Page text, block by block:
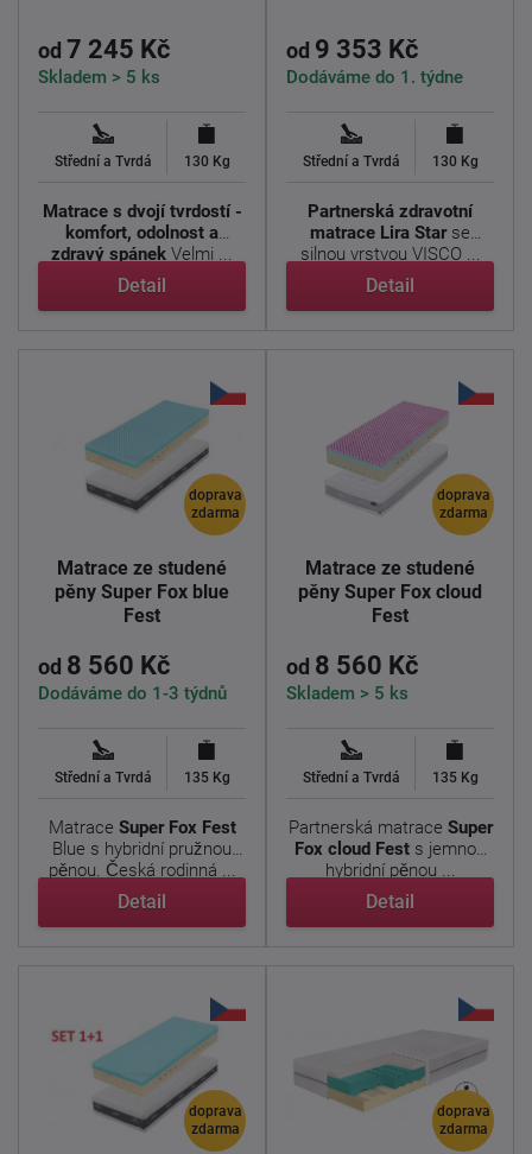
od 7 245 Kč
Skladem > 5 ks
Střední a Tvrdá 130 Kg
Matrace s dvojí tvrdostí -
komfort, odolnost a
zdravý spánek Velmi ...
Detail
od 9 353 Kč
Dodáváme do 1. týdne
Střední a Tvrdá 130 Kg
Partnerská zdravotní
matrace Lira Starse
silnou vrstvou VISCO ...
Detail
doprava
zdarma
Matrace ze studené
pěny Super Fox blue
Fest
od 8 560 Kč
Dodáváme do 1-3 týdnů
Střední a Tvrdá 135 Kg
Matrace Super Fox Fest
Blue s hybridní pružnou
pěnou. Česká rodinná ...
Detail
doprava
zdarma
Matrace ze studené
pěny Super Fox cloud
Fest
od 8 560 Kč
Skladem > 5 ks
Střední a Tvrdá 135 Kg
Partnerská matrace Super
Fox cloud Fest s jemnou
hybridní pěnou ...
Detail
doprava
zdarma
doprava
zdarma